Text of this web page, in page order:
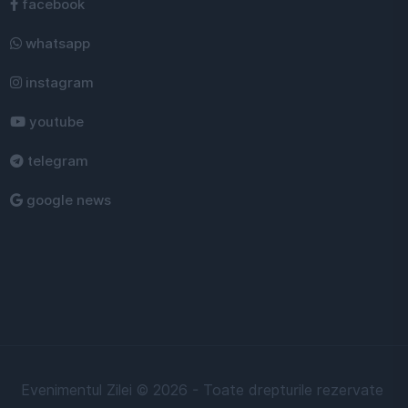
facebook
whatsapp
instagram
youtube
telegram
google news
Evenimentul Zilei © 2026 - Toate drepturile rezervate